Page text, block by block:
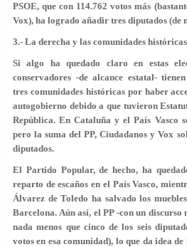
PSOE, que con 114.762 votos más
Vox), ha logrado añadir tres diputados (de
3.- La derecha y las comunidades históricas
Si algo ha quedado claro en estas
conservadores -de alcance estatal-
tres comunidades históricas por haber
autogobierno debido a que tuvieron
República. En Cataluña y el País Vasco
pero la suma del PP, Ciudadanos y Vox
diputados.
El Partido Popular, de hecho, ha
reparto de escaños en el País Vasco,
Álvarez de Toledo ha salvado los
Barcelona. Aún así, el PP -con un
nada menos que cinco de los seis
votos en esa comunidad), lo que da idea